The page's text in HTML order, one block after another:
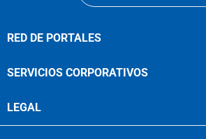
RED DE PORTALES
SERVICIOS CORPORATIVOS
LEGAL